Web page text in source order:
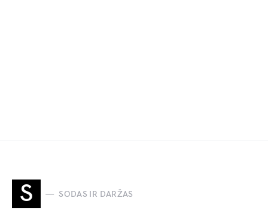
S SODAS IR DARŽAS